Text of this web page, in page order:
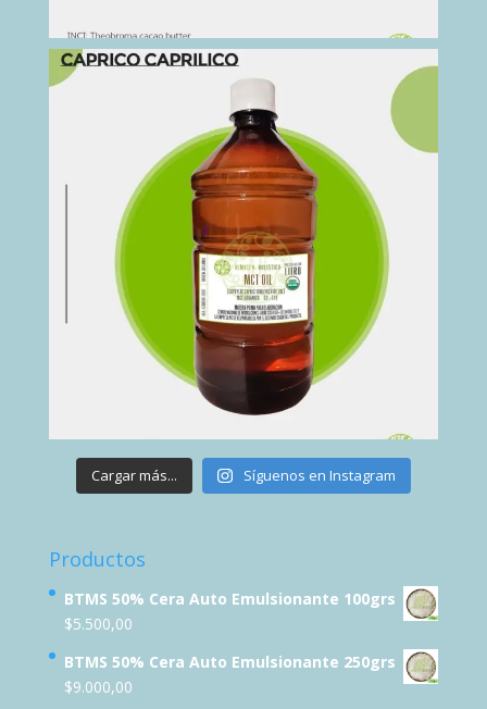
Cargar más... Síguenos en Instagram
Productos
BTMS 50% Cera Auto Emulsionante 100grs
$5.500,00
BTMS 50% Cera Auto Emulsionante 250grs
$9.000,00